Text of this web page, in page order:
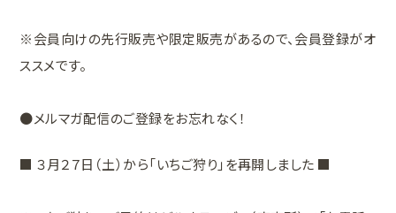
※会員向けの先行販売や限定販売があるので、会員登録がオ
ススメです。
●メルマガ配信のご登録をお忘れなく！
■ ３月２７日（土）から「いちご狩り」を再開しました ■